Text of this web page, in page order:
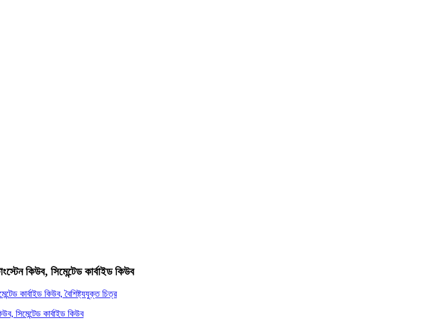
কিউব, সিমেন্টেড কার্বাইড কিউব